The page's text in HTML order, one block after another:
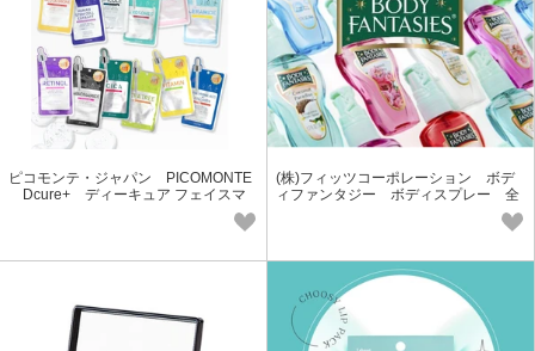
ピコモンテ・ジャパン PICOMONTE
Dcure+ ディーキュア フェイスマ
(株)フィッツコーポレーション ボデ
ィファンタジー ボディスプレー 全